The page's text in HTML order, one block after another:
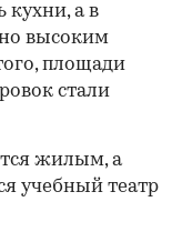
кухни, а в
высоким
площади
стали
жилым, а
учебный театр